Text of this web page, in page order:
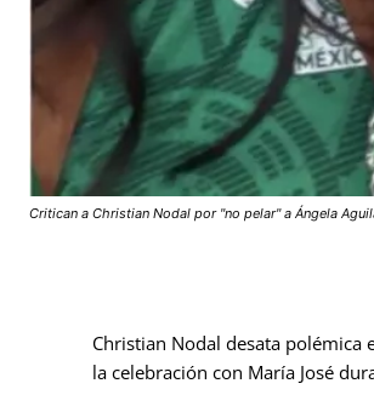
Critican a Christian Nodal por "no pelar" a Ángela
Christian Nodal desata polémica
la celebración con María José